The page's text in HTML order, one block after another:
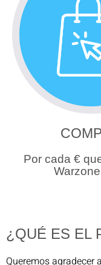
Por cada €
¿QUÉ ES EL
Queremos